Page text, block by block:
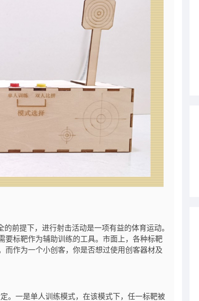
前提下，进行射击活动是一项有益的体育运动。
要标靶作为辅助训练的工具。市面上，各种标靶
而作为一个小创客，你是否想过使用创客器材及
。一是单人训练模式，在该模式下，任一标靶被